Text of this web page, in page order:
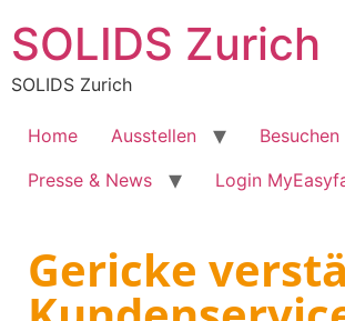
SOLIDS Zurich
SOLIDS Zurich
Home Ausstellen
Besuchen
Presse & News
Login
Gericke